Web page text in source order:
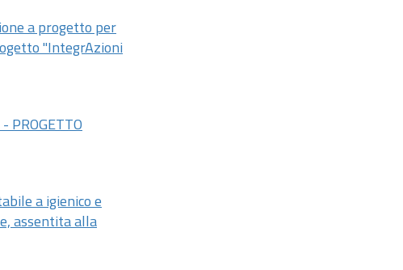
a progetto per
"IntegrAzioni
PROGETTO
a igienico e
assentita alla